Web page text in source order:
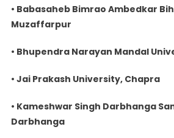
• Babasaheb Bimrao Ambedkar
Muzaffarpur
• Bhupendra Narayan Mandal
• Jai Prakash University, Chapra
• Kameshwar Singh Darbhanga
Darbhanga